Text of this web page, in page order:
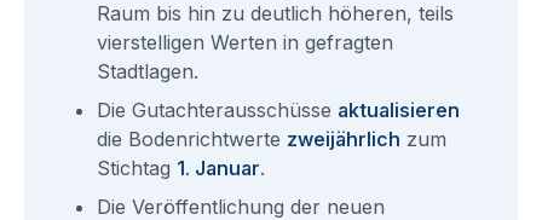
Raum bis hin zu deutlich höheren, teils
vierstelligen Werten in gefragten
Stadtlagen.
Die Gutachterausschüsse aktualisieren
die Bodenrichtwerte zweijährlich zum
Stichtag 1. Januar.
Die Veröffentlichung der neuen